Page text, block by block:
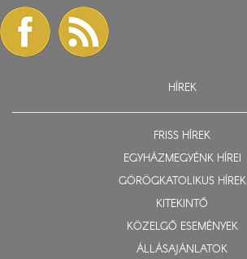
HÍREK
FRISS HÍREK
EGYHÁZMEGYÉNK HÍREI
GÖRÖGKATOLIKUS HÍREK
KITEKINTŐ
KÖZELGŐ ESEMÉNYEK
ÁLLÁSAJÁNLATOK